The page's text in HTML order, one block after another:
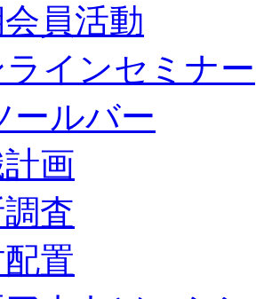
員活動
インセミナー
ールバー
画
査
置